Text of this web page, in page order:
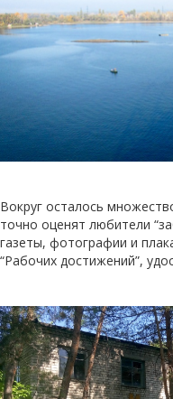
Вокруг осталось
точно оценят любители
газеты, фотографии и
“Рабочих достижений”,